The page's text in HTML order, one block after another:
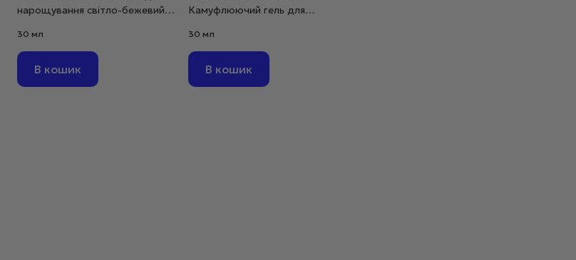
нарощування світло-бежевий,
30 мл
В кошик
Камуфлюючий гель для
30 мл
В кошик